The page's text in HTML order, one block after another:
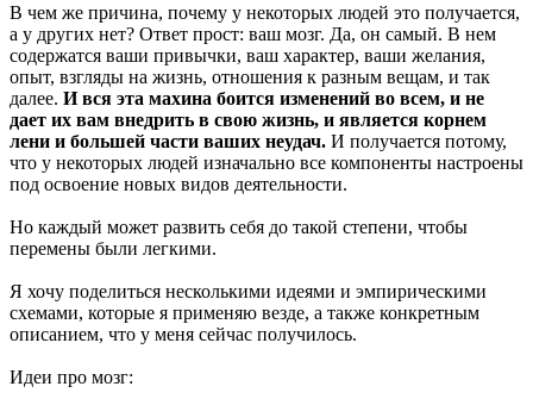
В чем же причина, почему у некоторых людей это получается,
а у других нет? Ответ прост: ваш мозг. Да, он самый. В нем
содержатся ваши привычки, ваш характер, ваши желания,
опыт, взгляды на жизнь, отношения к разным вещам, и так
далее. И вся эта махина боится изменений во всем, и не
дает их вам внедрить в свою жизнь, и является корнем
лени и большей части ваших неудач. И получается потому,
что у некоторых людей изначально все компоненты настроены
под освоение новых видов деятельности.
Но каждый может развить себя до такой степени, чтобы
перемены были легкими.
Я хочу поделиться несколькими идеями и эмпирическими
схемами, которые я применяю везде, а также конкретным
описанием, что у меня сейчас получилось.
Идеи про мозг: